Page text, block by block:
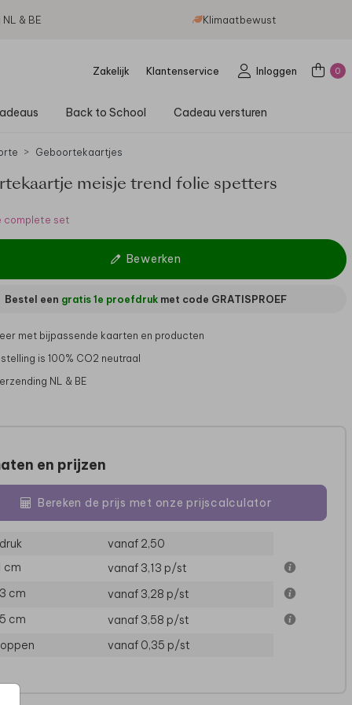
& BE Klimaatbewust
Zakelijk Klantenservice Inloggen 0
Back to School Cadeau versturen
Geboortekaartjes
meisje trend folie spetters
complete set
Bewerken
Bestel een gratis 1e proefdruk met code GRATISPROEF
met bijpassende kaarten en producten
is 100% CO2 neutraal
NL & BE
en prijzen
Bereken de prijs met onze prijscalculator
vanaf 2,50
cm
vanaf 3,13 p/st
cm
vanaf 3,28 p/st
cm
vanaf 3,58 p/st
vanaf 0,35 p/st